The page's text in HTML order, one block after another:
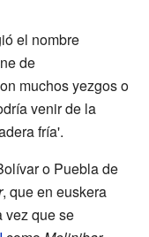
el nombre
de
muchos yezgos o
venir de la
fría'.
o Puebla de
, que en euskera
vez que se